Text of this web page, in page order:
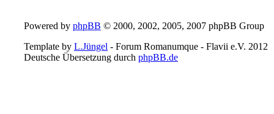
Powered by phpBB © 2000, 2002, 2005, 2007 phpBB Group
Template by L.Jüngel - Forum Romanumque - Flavii e.V. 2012
Deutsche Übersetzung durch phpBB.de